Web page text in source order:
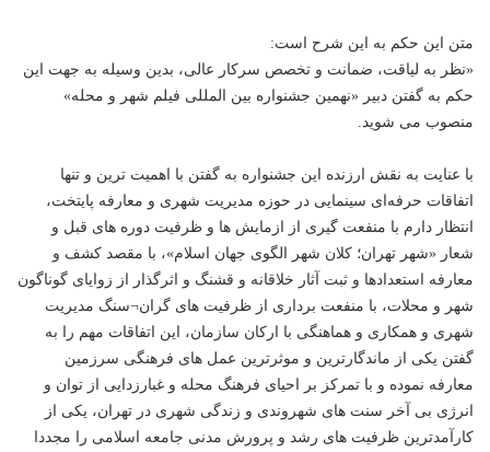
متن این حکم به این شرح است:
«نظر به لیاقت، ضمانت و تخصص سرکار عالی، بدین وسیله به جهت این
حکم به گفتن دبیر «نهمین جشنواره بین المللی فیلم شهر و محله»
منصوب می شوید.
با عنایت به نقش ارزنده این جشنواره به گفتن با اهمیت ترین و تنها
اتفاقات حرفه‌ای سینمایی در حوزه مدیریت شهری و معارفه پایتخت،
انتظار دارم با منفعت گیری از ازمایش ها و ظرفیت دوره های قبل و
شعار «شهر تهران؛ کلان شهر الگوی جهان اسلام»، با مقصد کشف و
معارفه استعدادها و ثبت آثار خلاقانه و قشنگ و اثرگذار از زوایای گوناگون
شهر و محلات، با منفعت برداری از ظرفیت های گران¬سنگ مدیریت
شهری و همکاری و هماهنگی با ارکان سازمان، این اتفاقات مهم را به
گفتن یکی از ماندگارترین و موثرترین عمل های فرهنگی سرزمین
معارفه نموده و با تمرکز بر احیای فرهنگ محله و غبارزدایی از توان و
انرژی بی آخر سنت های شهروندی و زندگی شهری در تهران، یکی از
کارآمدترین ظرفیت های رشد و پرورش مدنی جامعه اسلامی را مجددا